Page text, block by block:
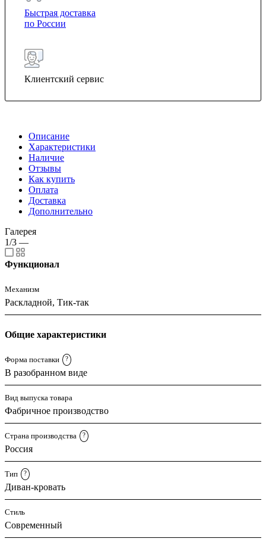
Быстрая доставка
по России
Клиентский сервис
Описание
Характеристики
Наличие
Отзывы
Как купить
Оплата
Доставка
Дополнительно
Галерея
1/3 —
Функционал
Механизм
Раскладной, Тик-так
Общие характеристики
Форма поставки ?
В разобранном виде
Вид выпуска товара
Фабричное производство
Страна производства ?
Россия
Тип ?
Диван-кровать
Стиль
Современный